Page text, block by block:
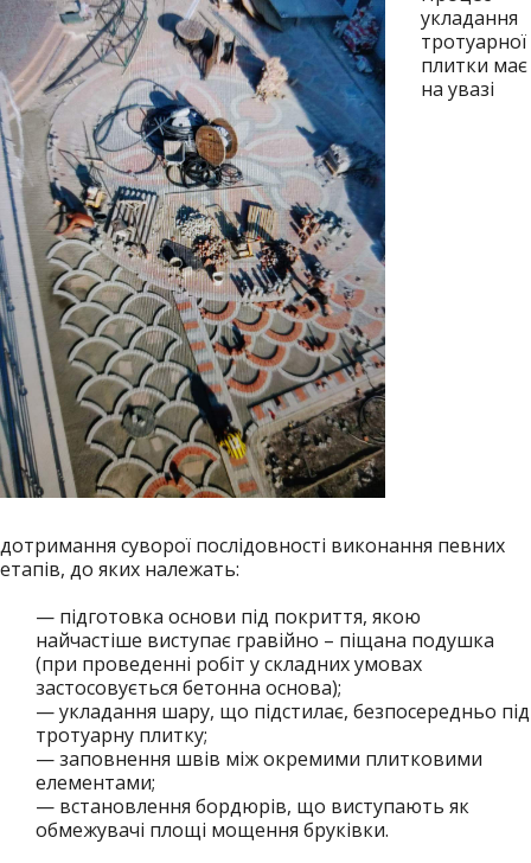
укладання
тротуарної
плитки має
на увазі
дотримання суворої послідовності виконання певних
етапів, до яких належать:
— підготовка основи під покриття, якою
найчастіше виступає гравійно – піщана подушка
(при проведенні робіт у складних умовах
застосовується бетонна основа);
— укладання шару, що підстилає, безпосередньо під
тротуарну плитку;
— заповнення швів між окремими плитковими
елементами;
— встановлення бордюрів, що виступають як
обмежувачі площі мощення бруківки.